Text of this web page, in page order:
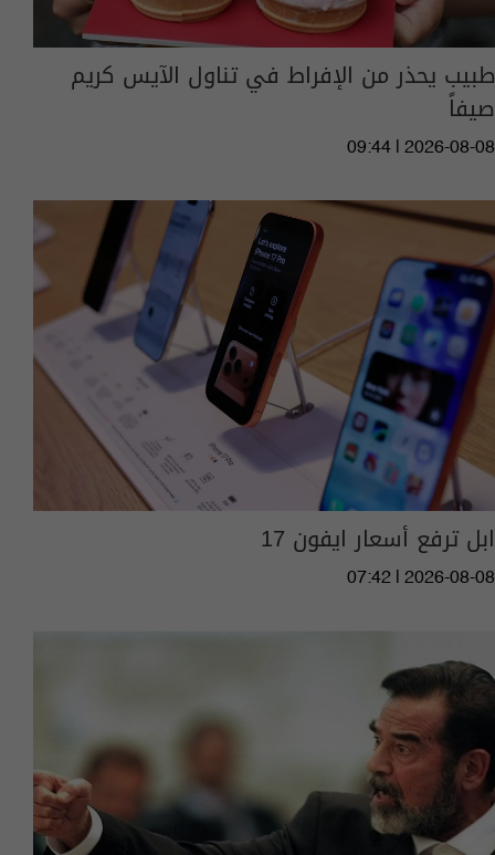
طبيب يحذر من الإفراط في تناول الآيس كريم
صيفاً
09:44 | 2026-08-08
ابل ترفع أسعار ايفون 17
07:42 | 2026-08-08